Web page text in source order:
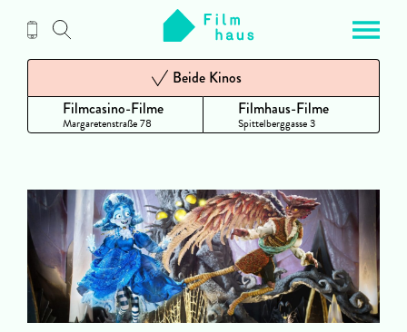
Inhalt
Filmcasino-Filme
Margaretenstraße 78
Beide Kinos
Filmhaus-Filme
Spittelberggasse 3